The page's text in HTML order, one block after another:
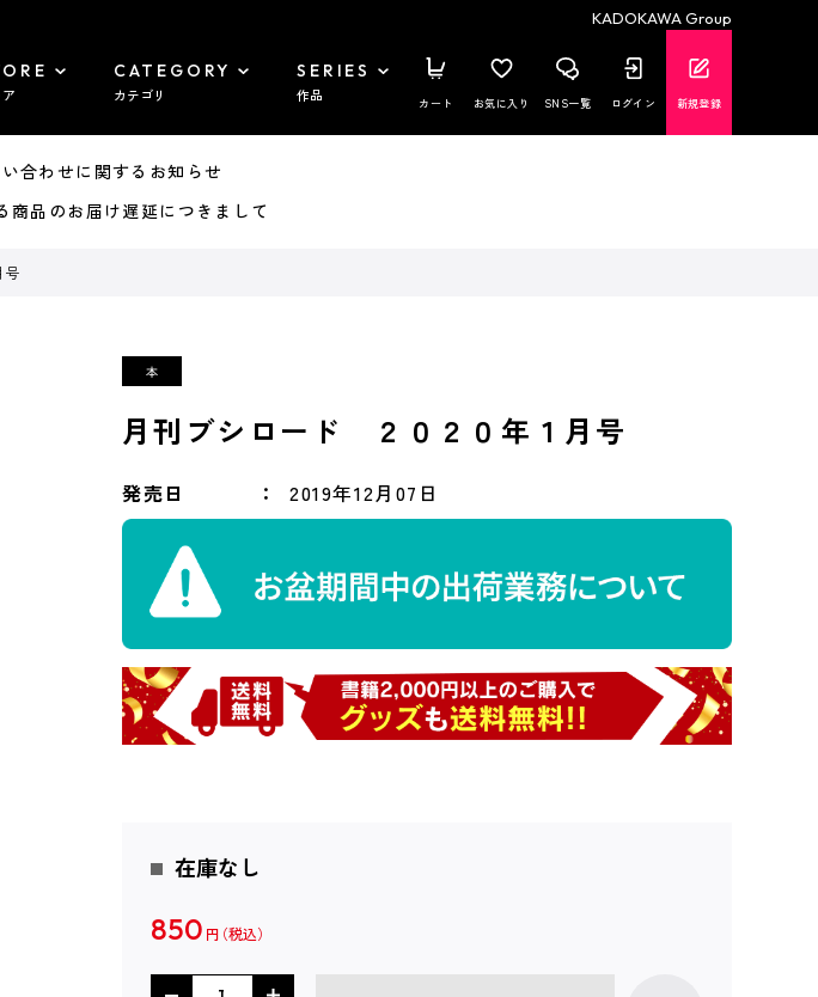
KADOKAWA Group
CATEGORY
カテゴリ
SERIES
作品 カート お気に入り SNS一覧 ログイン 新規登録
合わせに関するお知らせ
品のお届け遅延につきまして
号
月刊ブシロード ２０２０年１月号
発売日 2019年12月07日
在庫なし
850 円